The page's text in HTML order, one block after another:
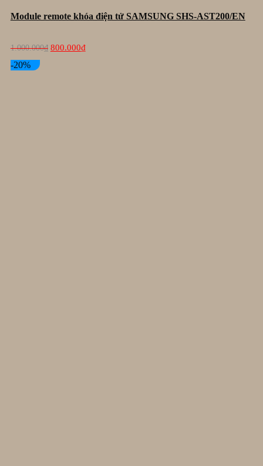
Module remote khóa điện tử SAMSUNG SHS-AST200/EN
1.000.000₫
Giá
gốc
800.000₫Giá
hiện
-20%